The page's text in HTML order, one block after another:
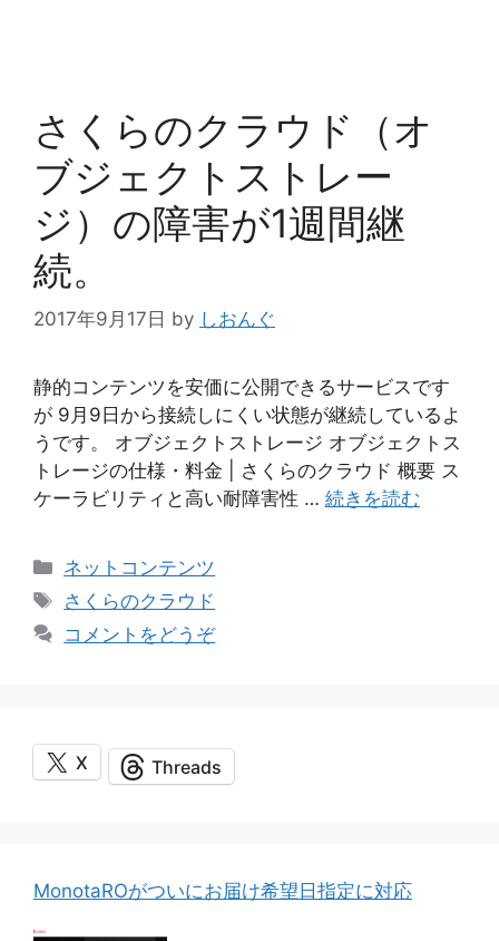
さくらのクラウド（オ
ブジェクトストレー
ジ）の障害が1週間継
続。
2017年9月17日 by しおんぐ
静的コンテンツを安価に公開できるサービスです
が 9月9日から接続しにくい状態が継続しているよ
うです。 オブジェクトストレージ オブジェクトス
トレージの仕様・料金 | さくらのクラウド 概要 ス
ケーラビリティと高い耐障害性 … 続きを読む
カ
テ
リ
ネットコンテンツ
タ
グ
さくらのクラウド
コメントをどうぞ
X Threads
MonotaROがついにお届け希望日指定に対応